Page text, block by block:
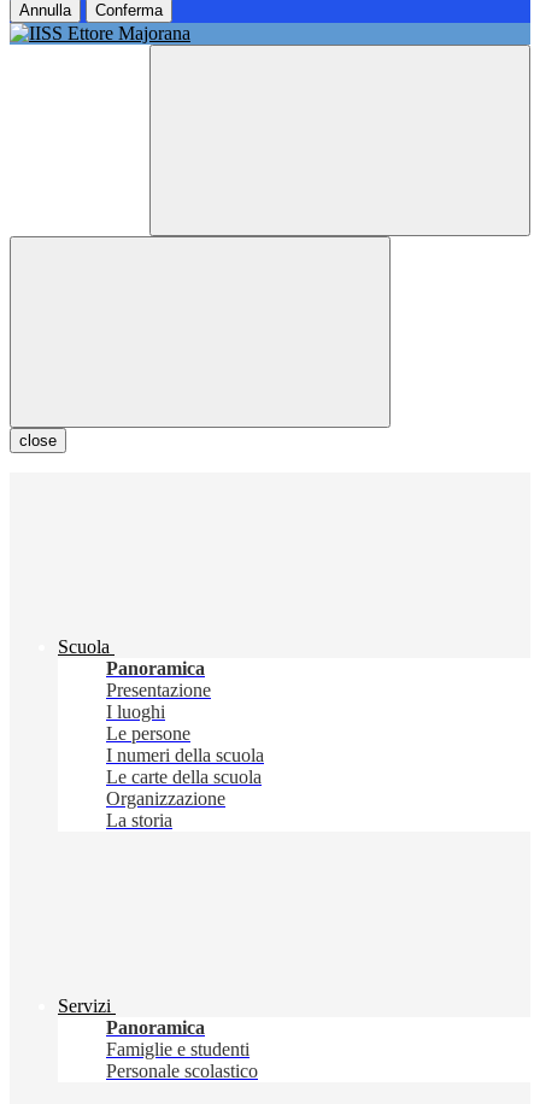
Annulla Conferma
close
Scuola
Panoramica
Presentazione
I luoghi
Le persone
I numeri della scuola
Le carte della scuola
Organizzazione
La storia
Servizi
Panoramica
Famiglie e studenti
Personale scolastico